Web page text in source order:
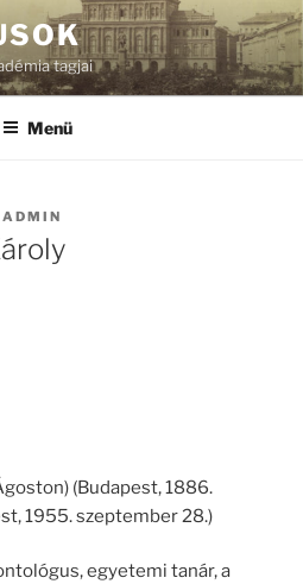
tagjai
Menü
ADMIN
(Budapest, 1886.
1955. szeptember 28.)
egyetemi tanár, a